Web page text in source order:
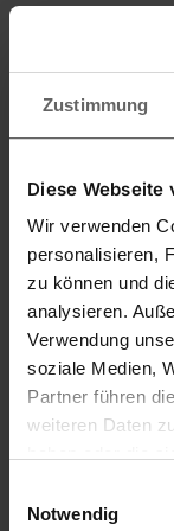
Zustimmung
Diese Webseite
Wir verwenden
personalisieren,
zu können und
analysieren.
Verwendung
soziale Medien,
Partner führen
weiteren Daten
Cookies, wenn
Notwendig
Evelyn Kunz
Würde ich am
Thermoskanne
Habe mir extra
zufrieden. Nach 2
Vorspülung mit
hällt der Inhalt